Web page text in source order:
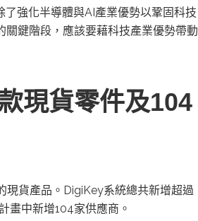
強化半導體與AI產業優勢以鞏固科技
鍵階段，應該要藉科技產業優勢帶動
現貨零件及104
貨產品。DigiKey系統總共新增超過
畫中新增104家供應商。